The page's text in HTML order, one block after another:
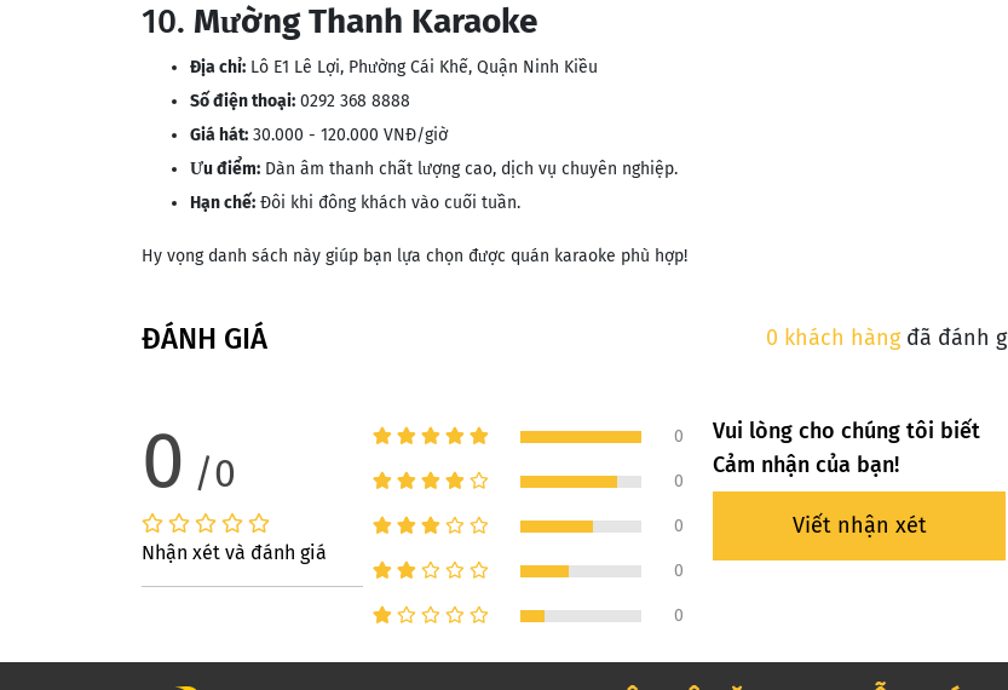
10. Mường Thanh Karaoke
Địa chỉ: Lô E1 Lê Lợi, Phường Cái Khế, Quận Ninh Kiều
Số điện thoại: 0292 368 8888
Giá hát: 30.000 - 120.000 VNĐ/giờ
Ưu điểm: Dàn âm thanh chất lượng cao, dịch vụ chuyên nghiệp.
Hạn chế: Đôi khi đông khách vào cuối tuần​.
Hy vọng danh sách này giúp bạn lựa chọn được quán karaoke phù hợp!
ĐÁNH GIÁ 0 khách hàngđã đánh
0/0
Nhận xét và đánh giá
0
0
0
0
0
Vui lòng cho chúng tôi biết
Cảm nhận của bạn!
Viết nhận xét